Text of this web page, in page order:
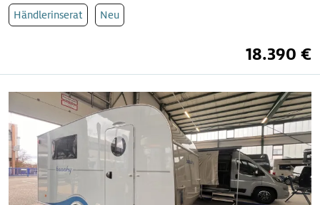
Händlerinserat Neu
18.390 €